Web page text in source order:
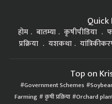
Quick
होम बातम्या कृषीपीडिया
प्रक्रिया
यशकथा
Top on
Government Schemes
Farming कृषी प्रक्रिया Orchard